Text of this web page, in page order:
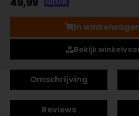
NIEUW
In
Bekijk
Omschrijving
Reviews